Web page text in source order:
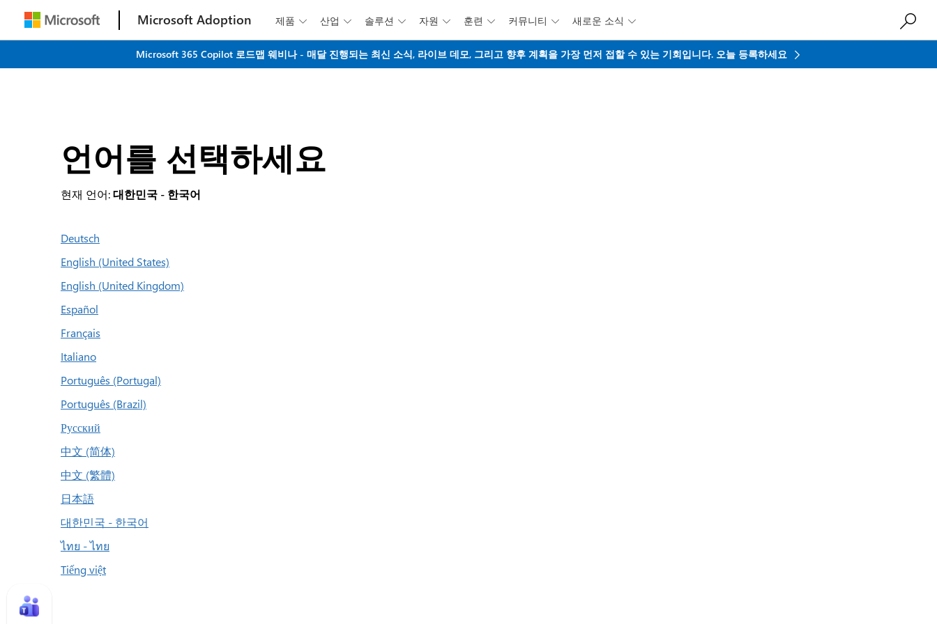
주요 콘텐츠로 건너뛰기
Microsoft Adoption 제품  산업  솔루션  자원  훈련  커뮤니티  새로운 소식 
Microsoft 365 Copilot 로드맵 웨비나 - 매달 진행되는 최신 소식, 라이브 데모, 그리고 향후 계획을 가장 먼저 접할 수 있는 기회입니다. 오늘 등록하세요
언어를 선택하세요
현재 언어:대한민국 - 한국어
Deutsch
English (United States)
English (United Kingdom)
Español
Français
Italiano
Português (Portugal)
Português (Brazil)
Русский
中文 (简体)
中文 (繁體)
日本語
대한민국 - 한국어
ไทย - ไทย
Tiếng việt